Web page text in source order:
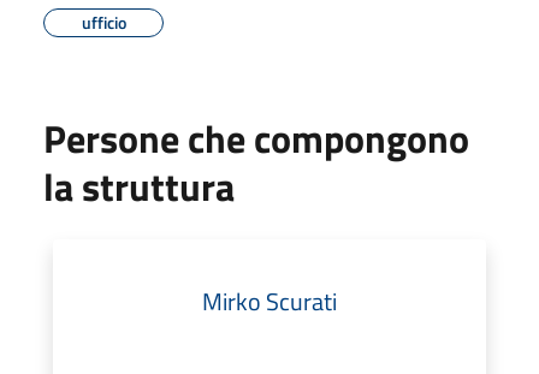
ufficio
Persone che compongono
la struttura
Mirko Scurati